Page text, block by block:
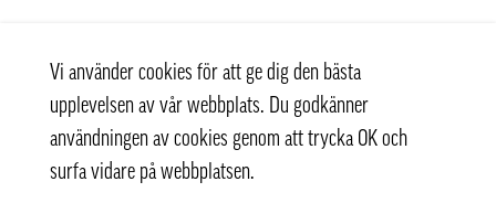
Vi använder cookies för att ge dig den bästa
upplevelsen av vår webbplats. Du godkänner
användningen av cookies genom att trycka OK och
surfa vidare på webbplatsen.